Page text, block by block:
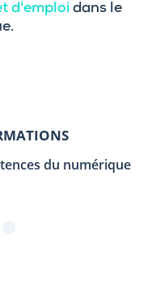
d'emploi dans le
du numérique